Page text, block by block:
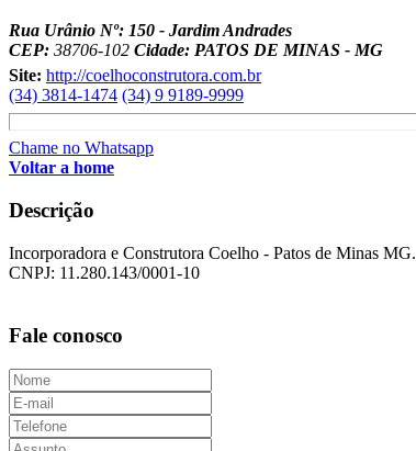
Rua Urânio Nº: 150 - Jardim Andrades
CEP: 38706-102 Cidade: PATOS DE MINAS - MG
Site: http://coelhoconstrutora.com.br
(34) 3814-1474 (34) 9 9189-9999
Chame no Whatsapp
Voltar a home
Descrição
Incorporadora e Construtora Coelho - Patos de Minas MG.
CNPJ: 11.280.143/0001-10
Fale conosco